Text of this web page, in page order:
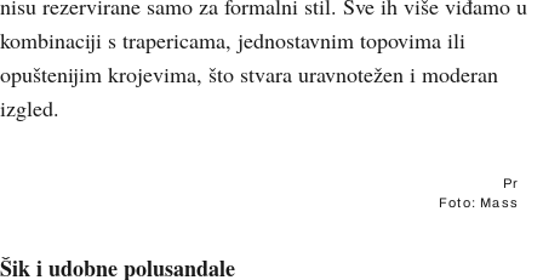
nisu rezervirane samo za formalni stil. Sve ih više viđamo u
kombinaciji s trapericama, jednostavnim topovima ili
opuštenijim krojevima, što stvara uravnotežen i moderan
izgled.
Pr
Foto: Mass
Šik i udobne polusandale